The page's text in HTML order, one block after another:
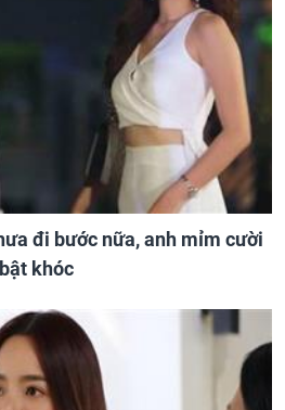
đi bước nữa, anh mỉm cười
khóc